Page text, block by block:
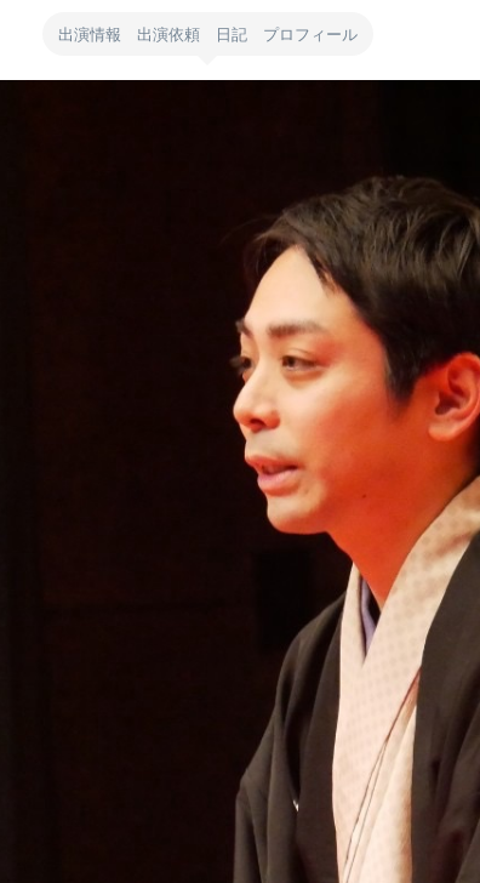
出演情報 出演依頼 日記 プロフィール